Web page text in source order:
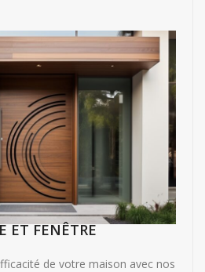
ET FENÊTRE
de votre maison avec nos